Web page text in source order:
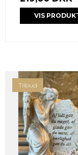
VIS
Tilbud